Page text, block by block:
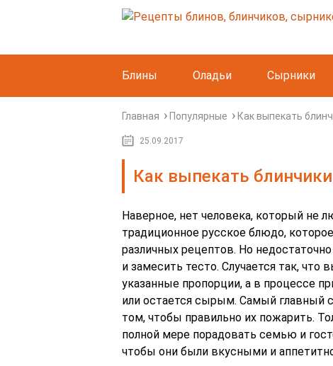
Блины Оладьи Сырники
Главная Популярные Как выпекать
25.09.2017
Как выпекать блинчики
Наверное, нет человека, который не
традиционное русское блюдо,
различных рецептов. Но
и замесить тесто. Случается так,
указанные пропорции, а в процессе
или остается сырым. Самый главный
том, чтобы правильно их пожарить.
полной мере порадовать семью и
чтобы они были вкусными и